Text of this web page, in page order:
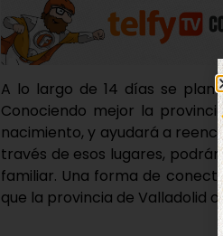
A lo largo de 14 días se
Conociendo mejor la
nacimiento, y ayudará a
través de esos lugares,
familiar. Una forma de
que la provincia de Valladolid